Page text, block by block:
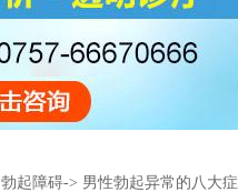
勃起障碍-> 男性勃起异常的八大